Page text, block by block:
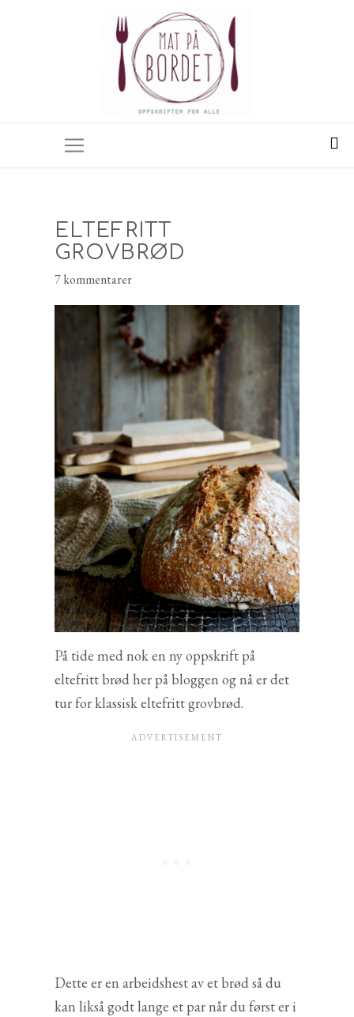
ELTEFRITT
GROVBRØD
7 kommentarer
På tide med nok en ny oppskrift på
eltefritt brød her på bloggen og nå er det
tur for klassisk eltefritt grovbrød.
Dette er en arbeidshest av et brød så du
kan likså godt lange et par når du først er i